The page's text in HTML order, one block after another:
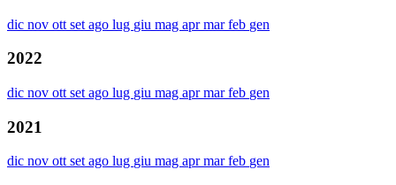
dic nov ott set ago lug giu mag aprmarfeb gen
2022
dic nov ott set ago lug giu mag aprmarfeb gen
2021
dic nov ottsetago lug giu mag aprmarfeb gen